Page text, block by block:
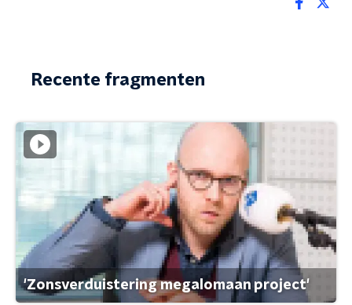
Recente fragmenten
'Zonsverduistering megalomaan project'